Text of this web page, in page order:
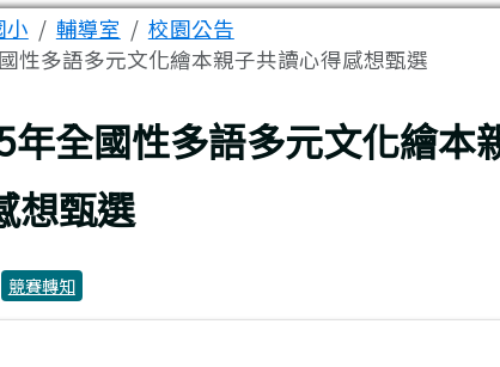
域
小 輔導室
校園公告
性多語多元文化繪本親子共讀心得感想甄選
頁
年全國性多語多元文化繪本
想甄選
競賽轉知